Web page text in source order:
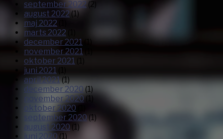
september 2022 (2)
august 2022 (1)
maj 2022
marts 2022
december 2021
(1)
november 2021
oktober 2021
juni 2021
april 2021(1)
december 2020 (1)
november 2020(1)
oktober 2020
september 2020(1)
august 2020 (1)
juni 2020 (1)